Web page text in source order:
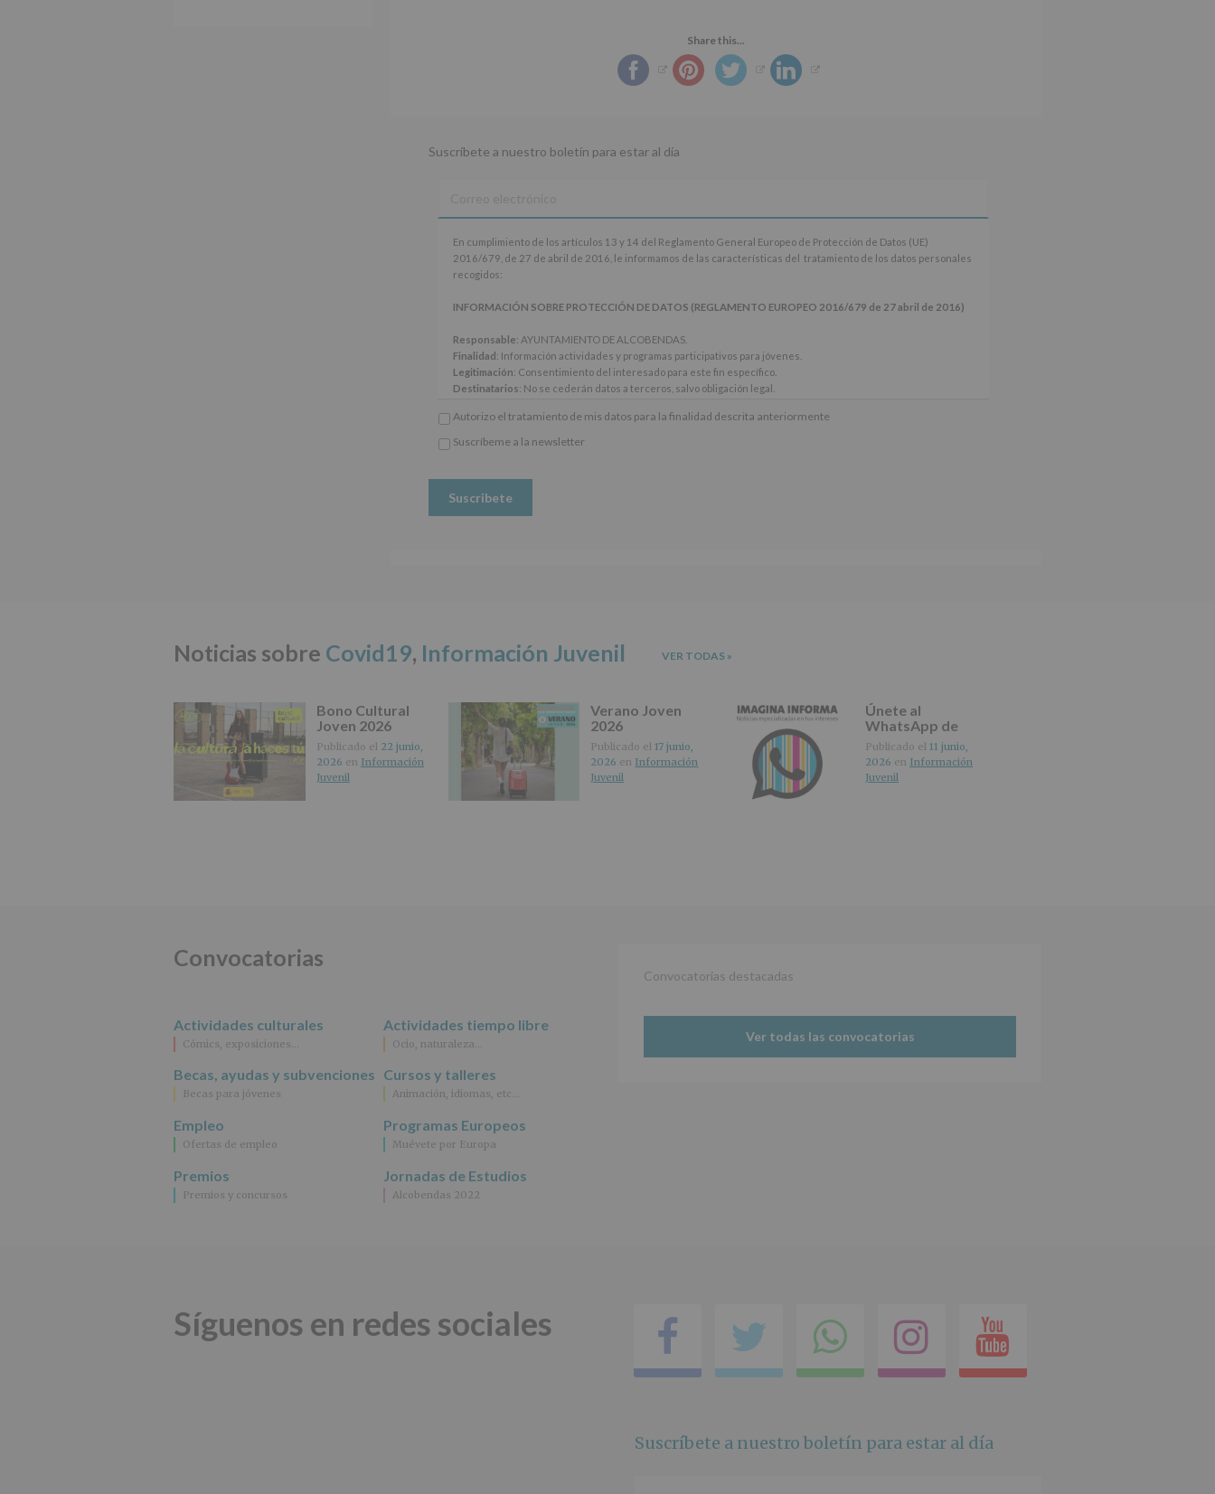
Share this...
Suscríbete a nuestro boletín para estar al día
cumplimiento
artículos
del
Reglamento
Europeo
Protección
Datos
(UE)
2016/679,
informamos
de
tratamiento
personales
de
Responsable
AYUNTAMIENTO
DE
ALCOBENDAS.
Finalidad:
Información
y
programas
interesado
para
En cumplimiento de los artículos 13 y 14 del Reglamento General Europeo de Protección de Datos (UE)
2016/679, de 27 de abril de 2016, le informamos de las características del tratamiento de los datos personales
recogidos:
INFORMACIÓN SOBRE PROTECCIÓN DE DATOS (REGLAMENTO EUROPEO 2016/679 de 27 abril de 2016)
Responsable: AYUNTAMIENTO DE ALCOBENDAS.
Finalidad : Información actividades y programas participativos para jóvenes.
Legitimación: Consentimiento del interesado para este fin específico.
Destinatarios: No se cederán datos a terceros, salvo obligación legal.
adicional.
Información adicional
: Puede consultar el apartado Aquí Protegemos tus Datos de nuestra página web:
Autorizo el tratamiento de mis datos para la finalidad descrita anteriormente
*
Suscríbeme a la newsletter
Noticias sobre Covid19, Información Juvenil VER TODAS »
Bono Cultural
Joven 2026
Publicado el 22 junio,
2026 en Información
Juvenil
Verano Joven
2026
Publicado el17 junio,
2026 en Información
Juvenil
Únete al
WhatsApp de
IMAGINA
Publicado el 11 junio,
2026 en Información
Juvenil
Convocatorias
Actividades culturales
Cómics, exposiciones…
Actividades tiempo libre
Ocio, naturaleza…
Becas, ayudas y subvenciones
Becas para jóvenes
Cursos y talleres
Animación, idiomas, etc…
Empleo
Ofertas de empleo
Programas Europeos
Muévete por Europa
Premios
Premios y concursos
Jornadas de Estudios
Alcobendas 2022
Convocatorias destacadas
Ver todas las convocatorias
Síguenos en redes sociales Facebook
TwitterCompartir
en
Instagram
Suscríbete a nuestro boletín para estar al día